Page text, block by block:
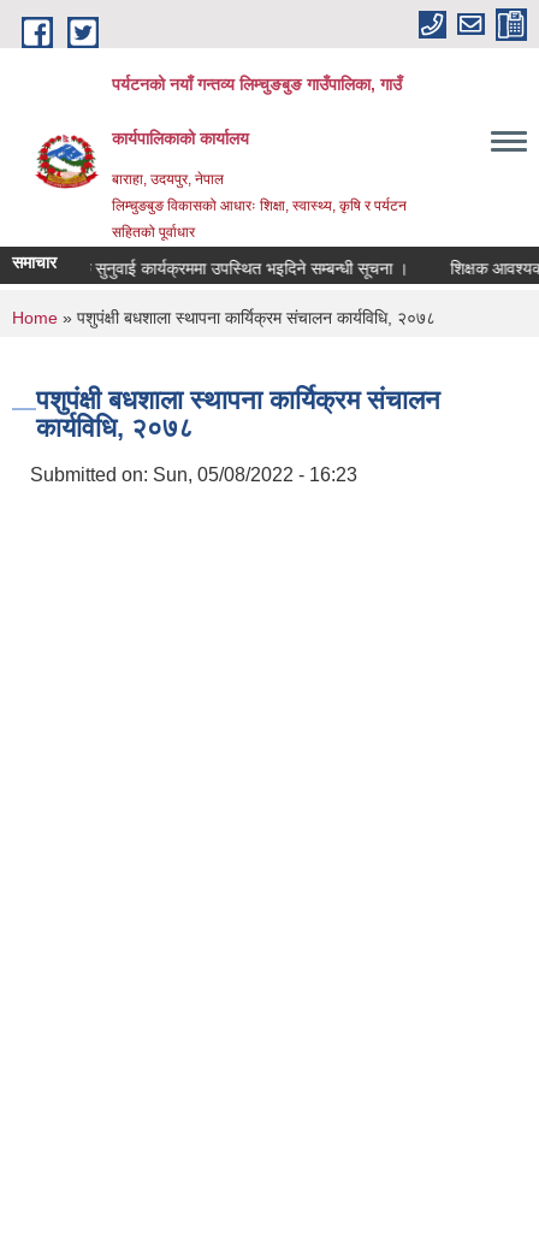
Skip to main content
पर्यटनको नयाँ गन्तव्य लिम्चुङबुङ गाउँपालिका, गाउँ
कार्यपालिकाको कार्यालय
बाराहा, उदयपुर, नेपाल
लिम्चुङबुङ विकासको आधारः शिक्षा, स्वास्थ्य, कृषि र पर्यटन
सहितको पूर्वाधार
समाचार
सार्वजनिक सुनुवाई कार्यक्रममा उपस्थित भइदिने सम्बन्धी सूचना । शिक्षक
You are here
Home » पशुपंक्षी बधशाला स्थापना कार्यिक्रम संचालन कार्यविधि, २०७८
पशुपंक्षी बधशाला स्थापना कार्यिक्रम संचालन
कार्यविधि, २०७८
Submitted on: Sun, 05/08/2022 - 16:23